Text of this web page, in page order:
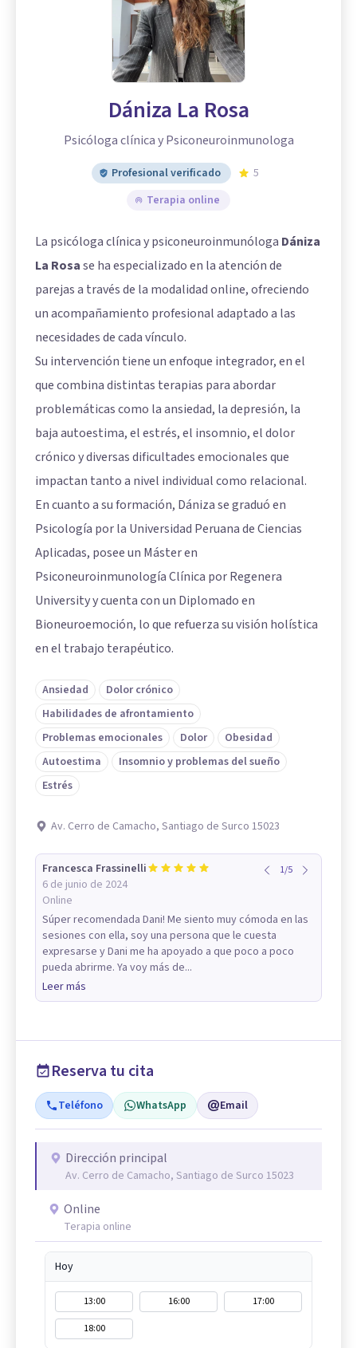
Dániza La Rosa
Psicóloga clínica y Psiconeuroinmunologa
Profesional verificado
5
Terapia online
La psicóloga clínica y psiconeuroinmunóloga Dániza
La Rosase ha especializado en la atención de
parejas a través de la modalidad online, ofreciendo
un acompañamiento profesional adaptado a las
necesidades de cada vínculo.
Su intervención tiene un enfoque integrador, en el
que combina distintas terapias para abordar
problemáticas como la ansiedad, la depresión, la
baja autoestima, el estrés, el insomnio, el dolor
crónico y diversas dificultades emocionales que
impactan tanto a nivel individual como relacional.
En cuanto a su formación, Dániza se graduó en
Psicología por la Universidad Peruana de Ciencias
Aplicadas, posee un Máster en
Psiconeuroinmunología Clínica por Regenera
University y cuenta con un Diplomado en
Bioneuroemoción, lo que refuerza su visión holística
en el trabajo terapéutico.
Ansiedad
Dolor crónico
Habilidades de afrontamiento
Problemas emocionales
Dolor
Obesidad
Autoestima
Insomnio y problemas del sueño
Estrés
Av. Cerro de Camacho, Santiago de Surco 15023
Francesca Frassinelli
6 de junio de 2024
Online
1/5
Súper recomendada Dani! Me siento muy cómoda en las
sesiones con ella, soy una persona que le cuesta
expresarse y Dani me ha apoyado a que poco a poco
pueda abrirme. Ya voy más de...
Leer más
Reserva tu cita
Teléfono WhatsApp Email
Dirección principal
Av. Cerro de Camacho, Santiago de Surco 15023
Online
Terapia online
Hoy
13:00 16:00
17:00
18:00